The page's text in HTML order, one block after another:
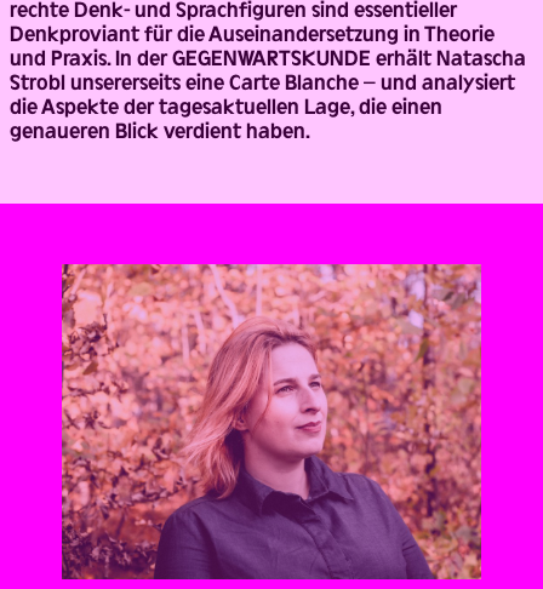
rechte Denk- und Sprachfiguren sind essentieller
Denkproviant für die Auseinandersetzung in Theorie
und Praxis. In der GEGENWARTSKUNDE erhält Natascha
Strobl unsererseits eine Carte Blanche – und analysiert
die Aspekte der tagesaktuellen Lage, die einen
genaueren Blick verdient haben.